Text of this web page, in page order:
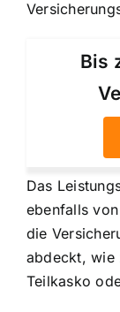
Bis
Das
ebenfalls
die
abdeckt, wie
Teilkasko